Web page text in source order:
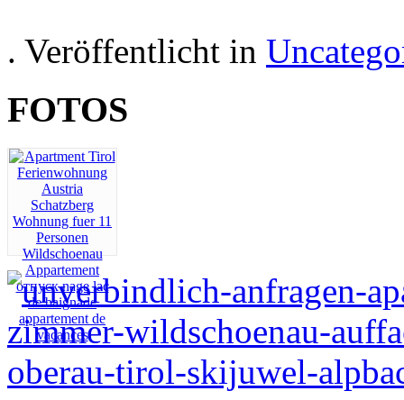
. Veröffentlicht in
FOTOS